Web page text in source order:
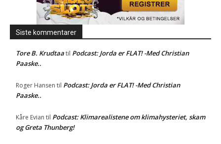
Siste kommentarer
Tore B. Krudtaatil Podcast: Jorda er FLAT! -Med Christian
Paaske..
Roger Hansen til Podcast: Jorda er FLAT! -Med Christian
Paaske..
Kåre Evian til Podcast: Klimarealistene om klimahysteriet, skam
og Greta Thunberg!